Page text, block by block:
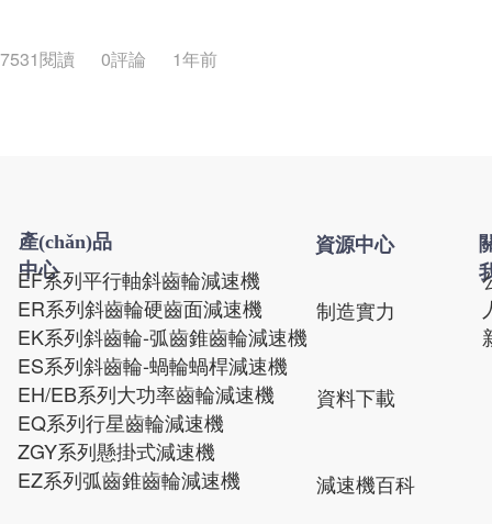
7531閱讀 0評論 1年前
產(chǎn)品
中心
EF系列平行軸斜齒輪減速機
ER系列斜齒輪硬齒面減速機
EK系列斜齒輪-弧齒錐齒輪減速機
ES系列斜齒輪-蝸輪蝸桿減速機
EH/EB系列大功率齒輪減速機
EQ系列行星齒輪減速機
ZGY系列懸掛式減速機
EZ系列弧齒錐齒輪減速機
資源中心
制造實力
資料下載
減速機百科